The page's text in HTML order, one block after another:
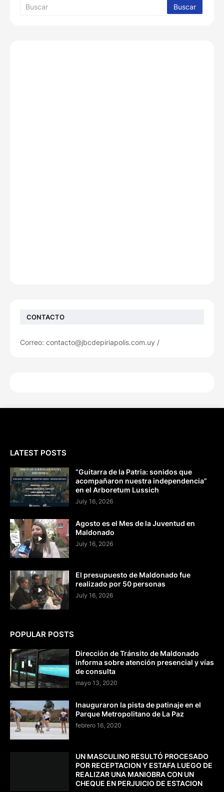
CONTACTO
Correo: contacto@jbcdepiriapolis.com.uy /
LATEST POSTS
“Guitarra de la Patria: sonidos que
acompañaron nuestra independencia”
en el Arboretum Lussich
July 16, 2026
Agosto es el Mes de la Juventud en
Maldonado
July 16, 2026
El presupuesto de Maldonado fue
realizado por 50 personas
July 16, 2026
POPULAR POSTS
Dirección de Tránsito de Maldonado
informa sobre atención presencial y vías
de consulta
mayo 13, 2020
Inauguraron la pista de patinaje en el
Parque Metropolitano de La Paz
febrero 16, 2020
UN MASCULINO RESULTÓ PROCESADO
POR RECEPTACION Y ESTAFA LUEGO DE
REALIZAR UNA MANIOBRA CON UN
CHEQUE EN PERJUICIO DE ESTACION